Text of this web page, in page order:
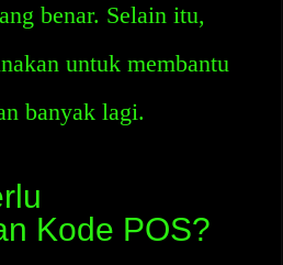
benar. Selain itu,
untuk membantu
banyak lagi.
Kode POS?